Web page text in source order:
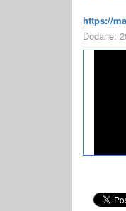
https://
Dodane: